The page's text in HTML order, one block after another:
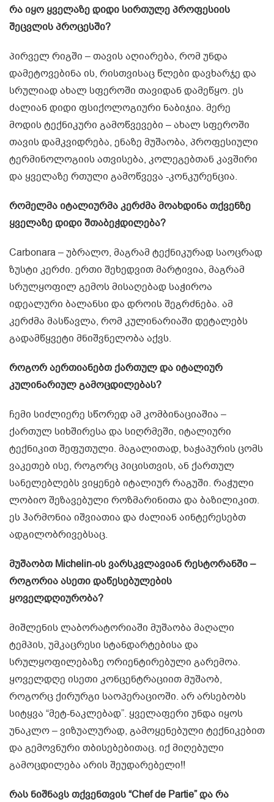
რა იყო ყველაზე დიდი სირთულე პროფესიის
შეცვლის პროცესში?
პირველ რიგში – თავის აღიარება, რომ უნდა
დამეტოვებინა ის, რისთვისაც წლები დავხარჯე და
სრულიად ახალ სფეროში თავიდან დამეწყო. ეს
ძალიან დიდი ფსიქოლოგიური ნაბიჯია. მერე
მოდის ტექნიკური გამოწვევები – ახალ სფეროში
თავის დამკვიდრება, ენაზე მუშაობა, პროფესიული
ტერმინოლოგიის ათვისება, კოლეგებთან კავშირი
და ყველაზე რთული გამოწვევა -კონკურენცია.
რომელმა იტალიურმა კერძმა მოახდინა თქვენზე
ყველაზე დიდი შთაბეჭდილება?
Carbonara – უბრალო, მაგრამ ტექნიკურად საოცრად
ზუსტი კერძი. ერთი შეხედვით მარტივია, მაგრამ
სრულყოფილ გემოს მისაღებად საჭიროა
იდეალური ბალანსი და დროის შეგრძნება. ამ
კერძმა მასწავლა, რომ კულინარიაში დეტალებს
გადამწყვეტი მნიშვნელობა აქვს.
როგორ აერთიანებთ ქართულ და იტალიურ
კულინარიულ გამოცდილებას?
ჩემი სიძლიერე სწორედ ამ კომბინაციაშია –
ქართულ სიხშირესა და სიღრმეში, იტალიური
ტექნიკით შეფუთული. მაგალითად, ხაჭაპურის ცომს
ვაკეთებ ისე, როგორც პიცისთვის, ან ქართულ
სანელებლებს ვიყენებ იტალიურ რაგუში. რაჭული
ლობიო შეზავებული როზმარინითა და ბაზილიკით.
ეს ჰარმონია იშვიათია და ძალიან აინტერესებთ
ადგილობრივებსაც.
მუშაობთ Michelin-ის ვარსკვლავიან რესტორანში –
როგორია ასეთი დაწესებულების
ყოველდღიურობა?
მიშლენის ლაბორატორიაში მუშაობა მაღალი
ტემპის, უმკაცრესი სტანდარტებისა და
სრულყოფილებაზე ორიენტირებული გარემოა.
ყოველდღე ისეთი კონცენტრაციით მუშაობ,
როგორც ქირურგი საოპერაციოში. არ არსებობს
სიტყვა “მეტ-ნაკლებად”. ყველაფერი უნდა იყოს
უნაკლო – ვიზუალურად, გამოყენებული ტექნიკებით
და გემოვნური თბისებებითაც. იქ მიღებული
გამოცდილება არის შეუდარებელი!!
რას ნიშნავს თქვენთვის “Chef de Partie” და რა